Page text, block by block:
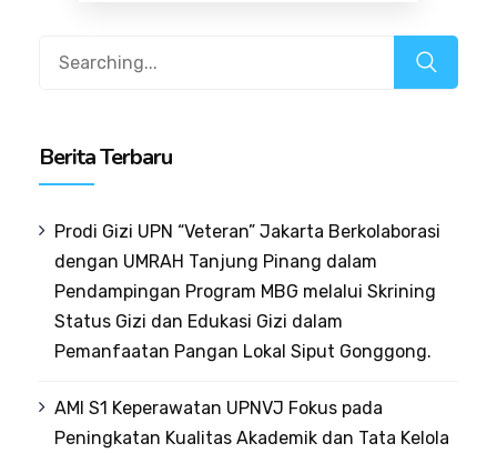
Berita Terbaru
Prodi Gizi UPN “Veteran” Jakarta Berkolaborasi
dengan UMRAH Tanjung Pinang dalam
Pendampingan Program MBG melalui Skrining
Status Gizi dan Edukasi Gizi dalam
Pemanfaatan Pangan Lokal Siput Gonggong.
AMI S1 Keperawatan UPNVJ Fokus pada
Peningkatan Kualitas Akademik dan Tata Kelola